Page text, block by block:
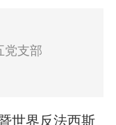
党支部
世界反法西斯